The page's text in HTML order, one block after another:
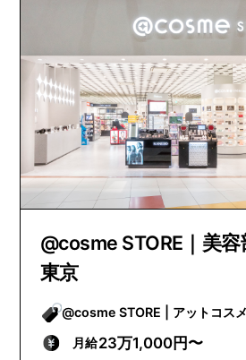
@cosme STORE｜美容
東京
@cosme STORE | アッ
月給23万1,000円〜